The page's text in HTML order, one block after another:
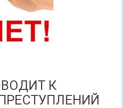
К